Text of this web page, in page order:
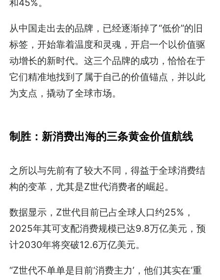
和45%。
从中国走出去的品牌，已经逐渐掉了“低价”的旧
标签，开始靠着温度和灵魂，开启一个以价值驱
动增长的新时代。这三个品牌的成功，恰恰在于
它们精准地找到了属于自己的价值锚点，并以此
为支点，撬动了全球市场。
制胜：新消费出海的三条黄金价值航线
之所以与先前有了较大不同，得益于全球消费结
构的变革，尤其是Z世代消费者的崛起。
数据显示，Z世代目前已占全球人口约25%，
2025年其可支配消费规模已达9.8万亿美元，预
计2030年将突破12.6万亿美元。
“Z世代不单单是目前‘消费主力’，他们其实在‘重